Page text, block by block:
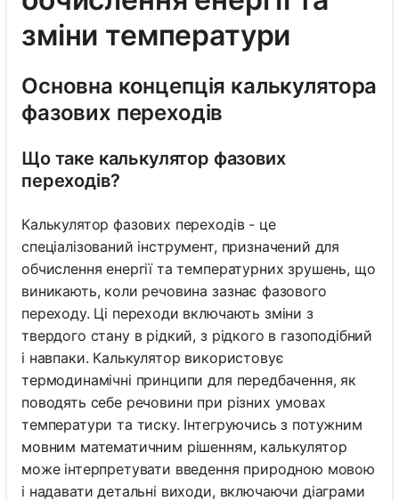
зміни температури
Основна концепція калькулятора
фазових переходів
Що таке калькулятор фазових
переходів?
Калькулятор фазових переходів - це
спеціалізований інструмент, призначений для
обчислення енергії та температурних зрушень, що
виникають, коли речовина зазнає фазового
переходу. Ці переходи включають зміни з
твердого стану в рідкий, з рідкого в газоподібний
і навпаки. Калькулятор використовує
термодинамічні принципи для передбачення, як
поводять себе речовини при різних умовах
температури та тиску. Інтегруючись з потужним
мовним математичним рішенням, калькулятор
може інтерпретувати введення природною мовою
і надавати детальні виходи, включаючи діаграми